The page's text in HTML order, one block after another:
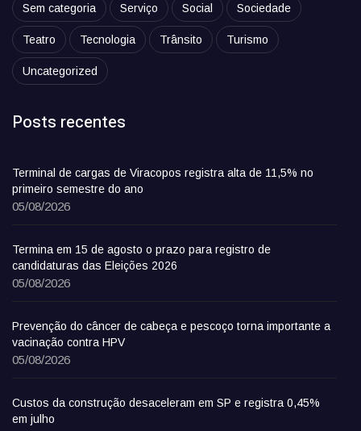
Sem categoria Serviço Social Sociedade
Teatro Tecnologia Trânsito Turismo
Uncategorized
Posts recentes
Terminal de cargas de Viracopos registra alta de 11,5% no
primeiro semestre do ano
05/08/2026
Termina em 15 de agosto o prazo para registro de
candidaturas das Eleições 2026
05/08/2026
Prevenção do câncer de cabeça e pescoço torna importante a
vacinação contra HPV
05/08/2026
Custos da construção desaceleram em SP e registra 0,45%
em julho